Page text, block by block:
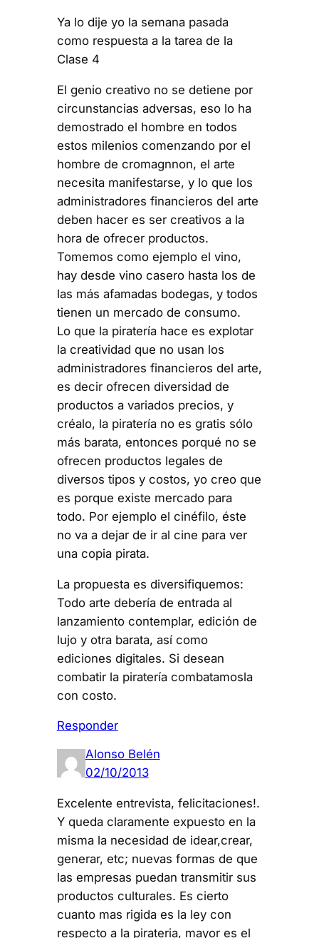
Ya lo dije yo la semana pasada
como respuesta a la tarea de la
Clase 4
El genio creativo no se detiene por
circunstancias adversas, eso lo ha
demostrado el hombre en todos
estos milenios comenzando por el
hombre de cromagnnon, el arte
necesita manifestarse, y lo que los
administradores financieros del arte
deben hacer es ser creativos a la
hora de ofrecer productos.
Tomemos como ejemplo el vino,
hay desde vino casero hasta los de
las más afamadas bodegas, y todos
tienen un mercado de consumo.
Lo que la piratería hace es explotar
la creatividad que no usan los
administradores financieros del arte,
es decir ofrecen diversidad de
productos a variados precios, y
créalo, la piratería no es gratis sólo
más barata, entonces porqué no se
ofrecen productos legales de
diversos tipos y costos, yo creo que
es porque existe mercado para
todo. Por ejemplo el cinéfilo, éste
no va a dejar de ir al cine para ver
una copia pirata.
La propuesta es diversifiquemos:
Todo arte debería de entrada al
lanzamiento contemplar, edición de
lujo y otra barata, así como
ediciones digitales. Si desean
combatir la piratería combatamosla
con costo.
Responder
Alonso Belén
02/10/2013
Excelente entrevista, felicitaciones!.
Y queda claramente expuesto en la
misma la necesidad de idear,crear,
generar, etc; nuevas formas de que
las empresas puedan transmitir sus
productos culturales. Es cierto
cuanto mas rigida es la ley con
respecto a la pirateria, mayor es el